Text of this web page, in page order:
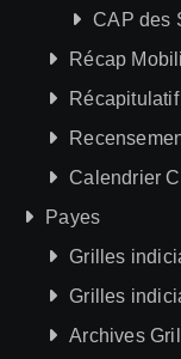
CAP des
Récap
Calendrier
Payes
Grilles
Grilles
Archives